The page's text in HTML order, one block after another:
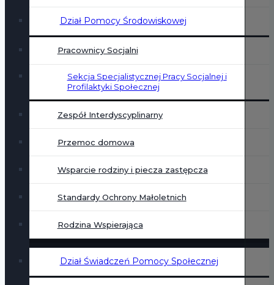
Dział Pomocy Środowiskowej
Pracownicy Socjalni
Sekcja Specjalistycznej Pracy Socjalnej i
Profilaktyki Społecznej
Zespół Interdyscyplinarny
Przemoc domowa
Wsparcie rodziny i piecza zastępcza
Standardy Ochrony Małoletnich
Rodzina Wspierająca
Dział Świadczeń Pomocy Społecznej